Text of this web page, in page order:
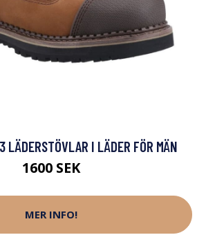
LÄDERSTÖVLAR I LÄDER FÖR MÄN
1600 SEK
MER INFO!